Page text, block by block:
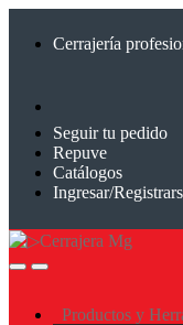
Cerrajería
Seguir tu pedido
Repuve
Catálogos
Ingresar/
Productos y